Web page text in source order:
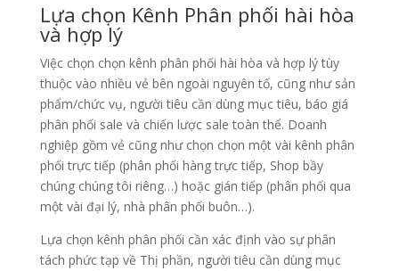
Lựa chọn Kênh Phân phối hài hòa
và hợp lý
Việc chọn chọn kênh phân phối hài hòa và hợp lý tùy
thuộc vào nhiều vẻ bên ngoài nguyên tố, cũng như sản
phẩm/chức vụ, người tiêu cần dùng mục tiêu, báo giá
phân phối sale và chiến lược sale toàn thể. Doanh
nghiệp gồm vẻ cũng như chọn chọn một vài kênh phân
phối trực tiếp (phân phối hàng trực tiếp, Shop bầy
chúng chúng tôi riêng…) hoặc gián tiếp (phân phối qua
một vài đại lý, nhà phân phối buôn…).
Lựa chọn kênh phân phối cần xác định vào sự phân
tách phức tạp về Thị phần, người tiêu cần dùng mục